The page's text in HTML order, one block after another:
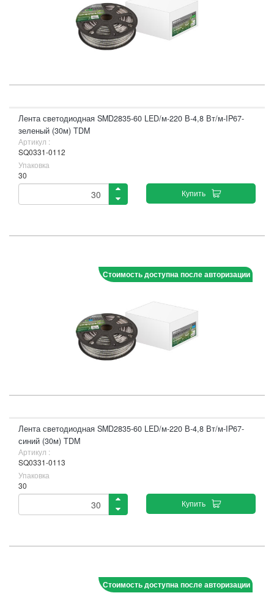
Лента светодиодная SMD2835-60 LED/м-220 В-4,8 Вт/м-IP67-
зеленый (30м) TDM
Артикул :
SQ0331-0112
Упаковка
30
Купить
Стоимость доступна после авторизации
Лента светодиодная SMD2835-60 LED/м-220 В-4,8 Вт/м-IP67-
синий (30м) TDM
Артикул :
SQ0331-0113
Упаковка
30
Купить
Стоимость доступна после авторизации